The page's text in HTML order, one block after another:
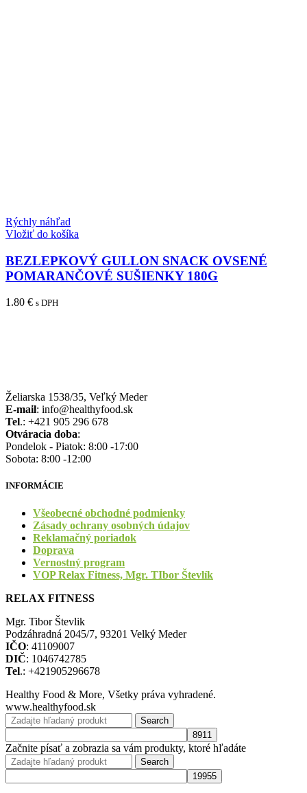
Rýchly náhľad
Vložiť do košíka
BEZLEPKOVÝ GULLON SNACK OVSENÉ
POMARANČOVÉ SUŠIENKY 180G
1.80 € s DPH
Želiarska 1538/35, Veľký Meder
E-mail: info@healthyfood.sk
Tel.: +421 905 296 678
Otváracia doba:
Pondelok - Piatok: 8:00 -17:00
Sobota: 8:00 -12:00
INFORMÁCIE
Všeobecné obchodné podmienky
Zásady ochrany osobných údajov
Reklamačný poriadok
Doprava
Vernostný program
VOP Relax Fitness, Mgr. TIbor Števlík
RELAX FITNESS
Mgr. Tibor Števlik
Podzáhradná 2045/7, 93201 Velký Meder
IČO: 41109007
DIČ: 1046742785
Tel.: +421905296678
Healthy Food & More, Všetky práva vyhradené.
www.healthyfood.sk
Search
Začnite písať a zobrazia sa vám produkty, ktoré hľadáte
Search